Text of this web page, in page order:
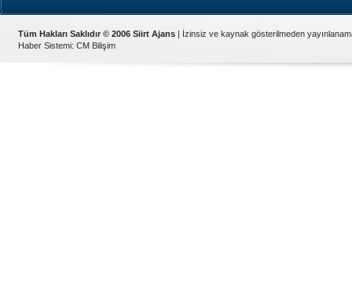
Tüm Hakları Saklıdır © 2006 Siirt Ajans | İzinsiz ve kaynak gösterilmeden
Haber Sistemi: CM Bilişim